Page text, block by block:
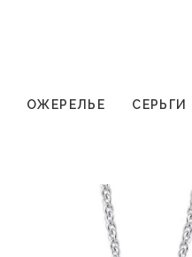
ОЖЕРЕЛЬЕ СЕРЬГИ